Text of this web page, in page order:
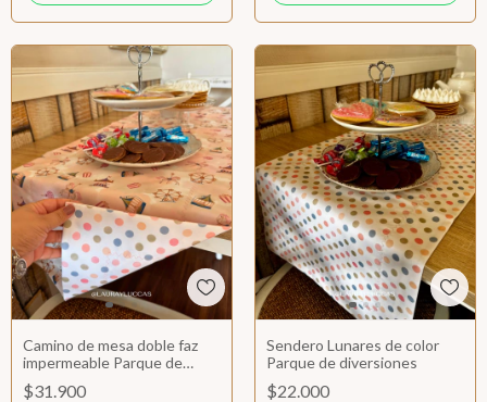
Camino de mesa doble faz
impermeable Parque de
Diversiones
$31.900
Sendero Lunares de color
Parque de diversiones
$22.000